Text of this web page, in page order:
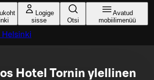
juurde
Logige
sisse
Otsi
Avatud
mobiilimenüü
Helsinki
Hotel Tornin ylellinen